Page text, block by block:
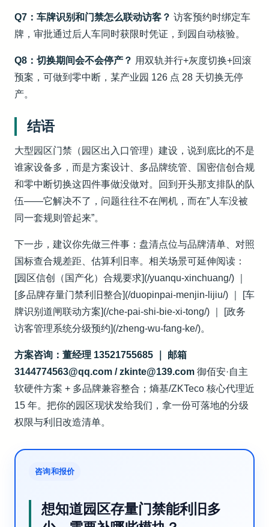
Q7：车牌识别和门禁怎么联动访客？ 访客预约时绑定车
牌，审批通过后人车同时获限时凭证，到园自动核验。
Q8：切换期间会不会停产？ 用双轨并行+灰度切换+回滚
预案，可做到零中断，某产业园 126 点 28 天切换无停
产。
结语
大型园区门禁（园区出入口管理）建设，说到底比的不是
谁家设备多，而是方案设计、多品牌统管、国密信创合规
和零中断切换这四件事做没做对。回到开头那支排队的队
伍——它解决不了，问题往往不在闸机，而在”人车没被
同一套规则管起来”。
下一步，建议你先做三件事：盘清点位与品牌清单、对照
国标查合规差距、估算利旧率。相关场景可延伸阅读：
[园区信创（国产化）合规要求](/yuanqu-xinchuang/) ｜
[多品牌存量门禁利旧整合](/duopinpai-menjin-lijiu/) ｜ [车
牌识别道闸联动方案](/che-pai-shi-bie-xi-tong/) ｜ [政务
访客管理系统分级预约](/zheng-wu-fang-ke/)。
方案咨询：董经理 13521755685 ｜ 邮箱
3144774563@qq.com / zkinte@139.com 御佰安·自主
软硬件方案 + 多品牌兼容整合；熵基/ZKTeco 核心代理近
15 年。把你的园区现状发给我们，拿一份可落地的分级
权限与利旧改造清单。
咨询和报价
想知道园区存量门禁能利旧多